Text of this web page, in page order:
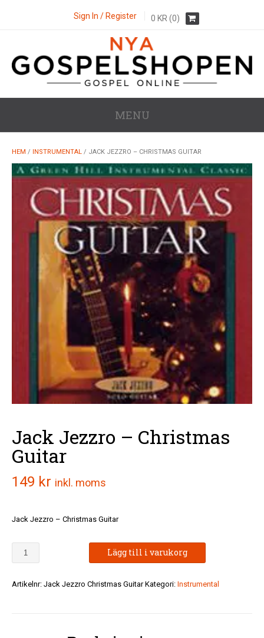
Sign In / Register 0 KR (0)
MENU
HEM / INSTRUMENTAL / JACK JEZZRO – CHRISTMAS GUITAR
Jack Jezzro – Christmas
Guitar
149 kr inkl. moms
Jack Jezzro – Christmas Guitar
Jack
Christmas
Lägg till i varukorg
Artikelnr: Jack Jezzro Christmas Guitar Kategori: Instrumental